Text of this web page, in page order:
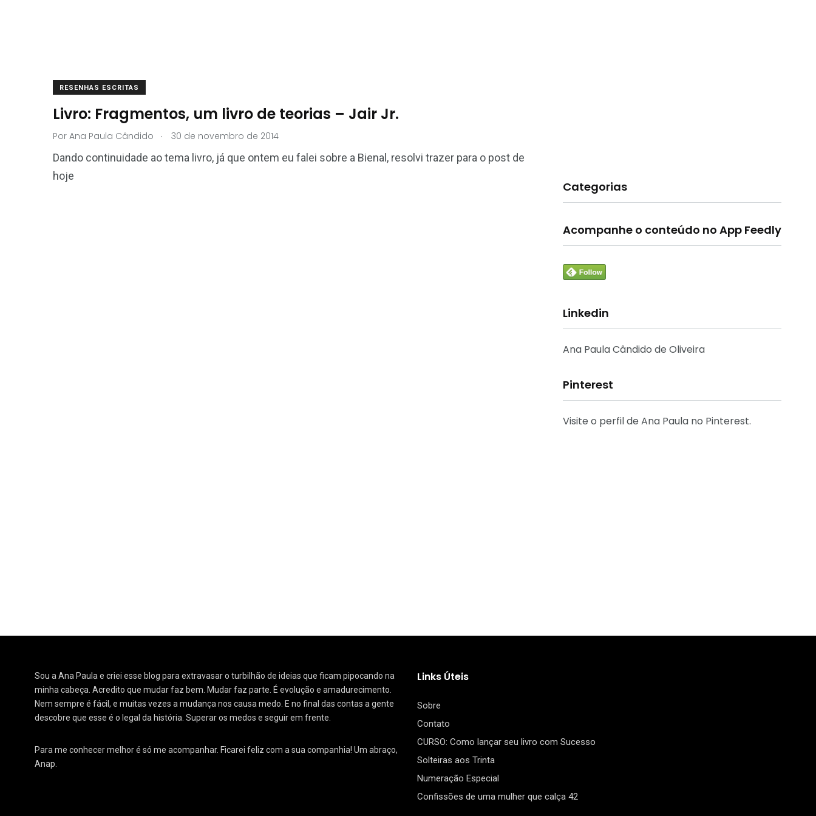
RESENHAS ESCRITAS
Livro: Fragmentos, um livro de teorias – Jair Jr.
Por Ana Paula Cândido . 30 de novembro de 2014
Dando continuidade ao tema livro, já que ontem eu falei sobre a Bienal, resolvi trazer para o post de
hoje
Categorias
Acompanhe o conteúdo no App Feedly
Linkedin
Ana Paula Cândido de Oliveira
Pinterest
Visite o perfil de Ana Paula no Pinterest.
Sou a Ana Paula e criei esse blog para extravasar o turbilhão de ideias que ficam pipocando na
minha cabeça. Acredito que mudar faz bem. Mudar faz parte. É evolução e amadurecimento.
Nem sempre é fácil, e muitas vezes a mudança nos causa medo. E no final das contas a gente
descobre que esse é o legal da história. Superar os medos e seguir em frente.
Para me conhecer melhor é só me acompanhar. Ficarei feliz com a sua companhia! Um abraço,
Anap.
Links Úteis
Sobre
Contato
CURSO: Como lançar seu livro com Sucesso
Solteiras aos Trinta
Numeração Especial
Confissões de uma mulher que calça 42